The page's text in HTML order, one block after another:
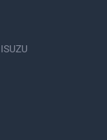
ISUZU